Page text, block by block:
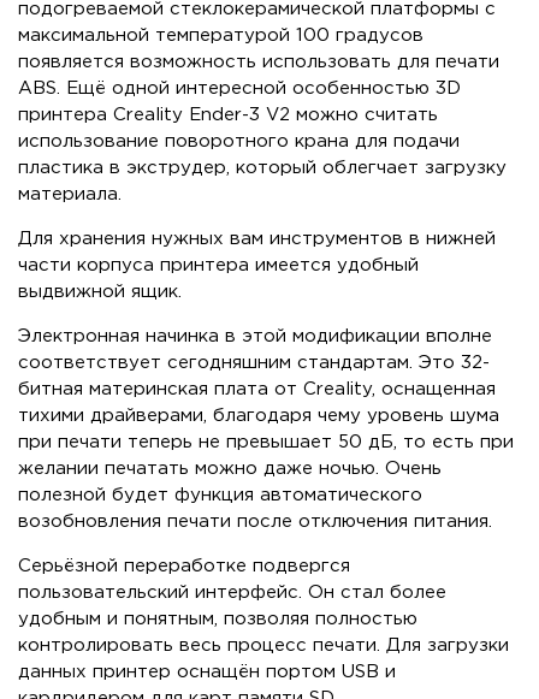
подогреваемой стеклокерамической платформы с
максимальной температурой 100 градусов
появляется возможность использовать для печати
ABS. Ещё одной интересной особенностью 3D
принтера Creality Ender-3 V2 можно считать
использование поворотного крана для подачи
пластика в экструдер, который облегчает загрузку
материала.
Для хранения нужных вам инструментов в нижней
части корпуса принтера имеется удобный
выдвижной ящик.
Электронная начинка в этой модификации вполне
соответствует сегодняшним стандартам. Это 32-
битная материнская плата от Creality, оснащенная
тихими драйверами, благодаря чему уровень шума
при печати теперь не превышает 50 дБ, то есть при
желании печатать можно даже ночью. Очень
полезной будет функция автоматического
возобновления печати после отключения питания.
Серьёзной переработке подвергся
пользовательский интерфейс. Он стал более
удобным и понятным, позволяя полностью
контролировать весь процесс печати. Для загрузки
данных принтер оснащён портом USB и